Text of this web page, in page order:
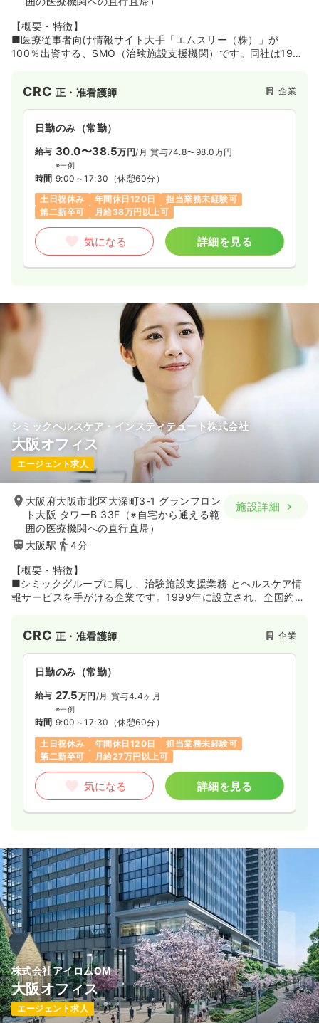
【概要・特徴】
■医療従事者向け情報サイト大手「エムスリー（株）」が
100％出資する、SMO（治験施設支援機関）です。同社は1996
SMO2社と合併しました。この合併により、これまで以上に幅
広い領域や地域をカバーできる体制を整えています。
■北海道から九州まで約20拠点を有しており、提携する施設数
は1,400以上。治験（医薬品）における実績は、プロトコール数
が786、契約症例数が2,110です（2019年9月時点）。重症度の
高い疾病を対象とした治験を実施できる医療機関から、生活習
徴。専門性が要求される臨床開発早期の治験から、症例数の確
保が重要な最終段階の治験まで、全てのフェーズに対応してい
ます。
【職場環境】
■日経Woman「女性が活躍する会社ベスト100(2023年6月
働き方が可能。また、チームで案件に対応する体制をとってい
ますが、ミーティングなどはできるだけ担当する施設にて実施
し、オフィスに出勤する頻度を少なくするようにしています。
■経験年数やメンバー構成を考慮して担当を決定するため、未
経験の方も安心して勤務できる環境です。また、自宅から通勤
しやすいエリアの担当となるよう配慮するなど、仕事と家庭を
両立しやすい環境を整えています。
CRC 正・准看護師 企業
日勤のみ（常勤）
給与 30.0〜38.5万円/月 賞与74.8〜98.0万円
※一例
時間 9:00～17:30 （休憩60分）
土日祝休み
年間休日120日
担当業務未経験可
第二新卒可
月給38万円以上可
気になる 詳細を見る
シミックヘルスケア・インスティテュート株式会社
大阪オフィス
エージェント求人
大阪府大阪市北区大深町3-1 グランフロン
ト大阪 タワーB 33F（※自宅から通える範
囲の医療機関への直行直帰）
大阪駅
4分
施設詳細
【概要・特徴】
■シミックグループに属し、治験施設支援業務 とヘルスケア情
報サービスを手がける企業です。1999年に設立され、全国約
ルスケア情報サービスを提供する「シミックヘルスケア
（株）」を2020年1月に吸収合併。シミックグループのヘルス
ケア事業を担う企業として新たなスタートを切っています。
【SMO事業】
■旧：サイトサポート・インスティテュート社の略称「SSI」と
ロゴを引き継ぎ、「SSIカンパニー」としてサービスを提供して
務、IRB（治験審査委員会）事務局業務などを総合的にサポー
ト。がん、中枢神経、生活習慣病、再生医療など幅広い領域に
対応しており、年間の実施試験数は900以上となっています
（2019年度）。
【ヘルスケア情報サービス】
ービス、処方箋データベースを活用したデータ分析サービスな
ども行なっています。
【職場環境】
■看護師・臨床検査技師・薬剤師など、さまざまな有資格者が
在籍しており、女性も多く活躍。産前産後休暇・育児休業・介
護休業などの制度があり、産休・育休の取得実績も豊富です。
また、1チームは約5～6名で、マネージメントラインが明確で
周囲に相談しやすい環境です。
CRC 正・准看護師 企業
日勤のみ（常勤）
給与 27.5万円/月 賞与4.4ヶ月
※一例
時間 9:00～17:30 （休憩60分）
土日祝休み
年間休日120日
担当業務未経験可
第二新卒可
月給27万円以上可
気になる 詳細を見る
株式会社アイロムOM
大阪オフィス
エージェント求人